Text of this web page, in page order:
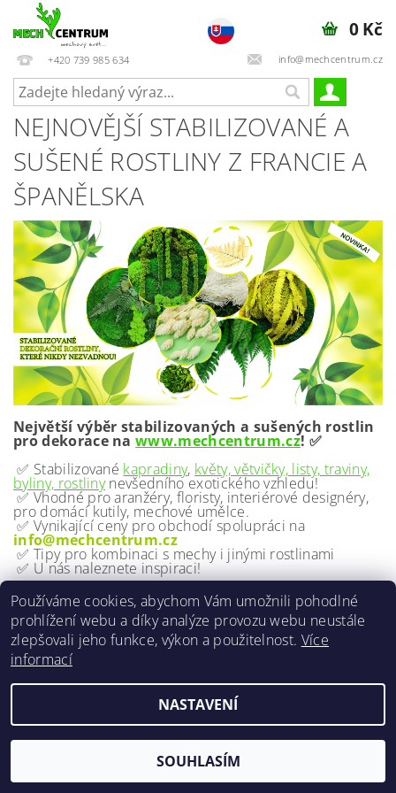
+420 739 985 634 info@mechcentrum.cz
0 Kč
NEJNOVĚJŠÍ STABILIZOVANÉ A
SUŠENÉ ROSTLINY Z FRANCIE A
ŠPANĚLSKA
Největší výběr stabilizovaných a sušených rostlin
pro dekorace nawww.mechcentrum.cz! ✅
✅ Stabilizované kapradiny, květy, větvičky, listy, traviny,
byliny, rostlinynevšedního exotického vzhledu!
✅ Vhodné pro aranžéry, floristy, interiérové designéry,
pro domácí kutily, mechové umělce.
✅ Vynikající ceny pro obchodí spolupráci na
info@mechcentrum.cz
✅ Tipy pro kombinaci s mechy i jinými rostlinami
✅ U nás naleznete inspiraci!
MECH Centrum , všechna práva vyhrazena
Vytvořil Shoptet
Používáme cookies, abychom Vám umožnili pohodlné
prohlížení webu a díky analýze provozu webu neustále
zlepšovali jeho funkce, výkon a použitelnost. Více
informací
NASTAVENÍ
SOUHLASÍM